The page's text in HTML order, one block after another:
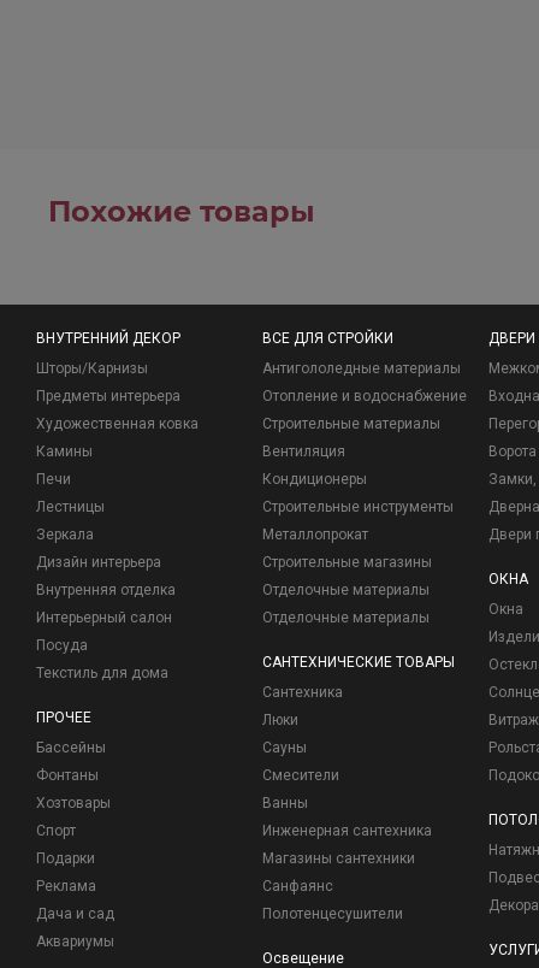
Похожие товары
ВНУТРЕННИЙ ДЕКОР
Шторы/Карнизы
Предметы интерьера
Художественная ковка
Камины
Печи
Лестницы
Зеркала
Дизайн интерьера
Внутренняя отделка
Интерьерный салон
Посуда
Текстиль для дома
ПРОЧЕЕ
Бассейны
Фонтаны
Хозтовары
Спорт
Подарки
Реклама
Дача и сад
Аквариумы
ВСЕ ДЛЯ СТРОЙКИ
Антигололедные материалы
Отопление и водоснабжение
Строительные материалы
Вентиляция
Кондиционеры
Строительные инструменты
Металлопрокат
Строительные магазины
Отделочные материалы
Отделочные материалы
САНТЕХНИЧЕСКИЕ ТОВАРЫ
Сантехника
Люки
Сауны
Смесители
Ванны
Инженерная сантехника
Магазины сантехники
Санфаянс
Полотенцесушители
Освещение
ДВЕРИ
Ворота
Замки,
Двери
ОКНА
Окна